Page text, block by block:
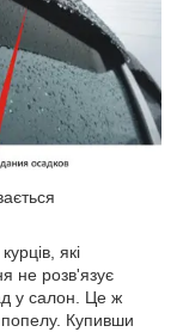
які
не розв'язує
у салон. Це ж
попелу. Купивши